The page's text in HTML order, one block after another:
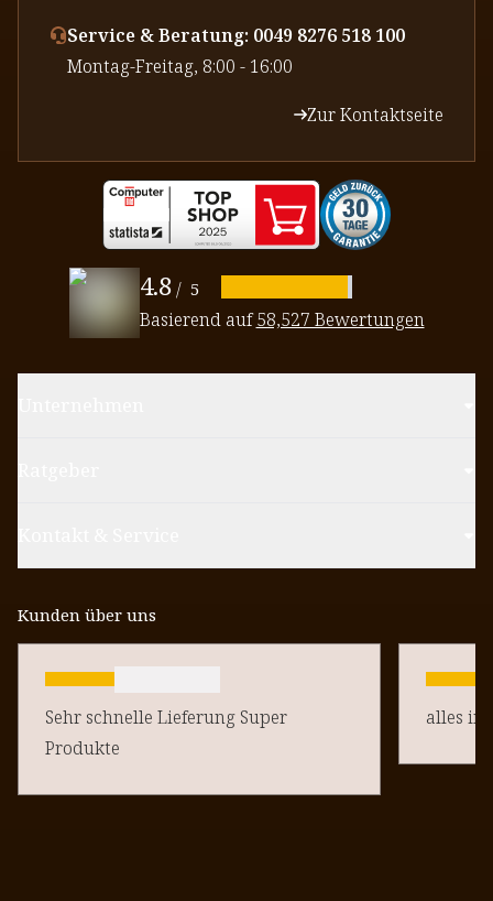
Service & Beratung: 0049 8276 518 100
⁠Montag-Freitag, 8:00 - 16:00
Zur Kontaktseite
4.8 / 5
Basierend auf58,527 Bewertungen
Kunden über uns
Sehr schnelle Lieferung Super
Produkte
alles in